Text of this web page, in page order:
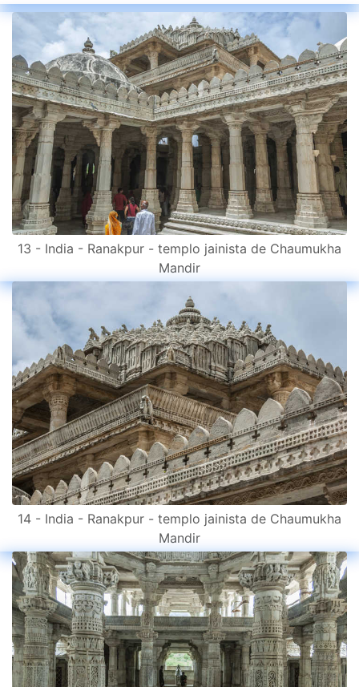
13 - India - Ranakpur - templo jainista de Chaumukha
Mandir
14 - India - Ranakpur - templo jainista de Chaumukha
Mandir